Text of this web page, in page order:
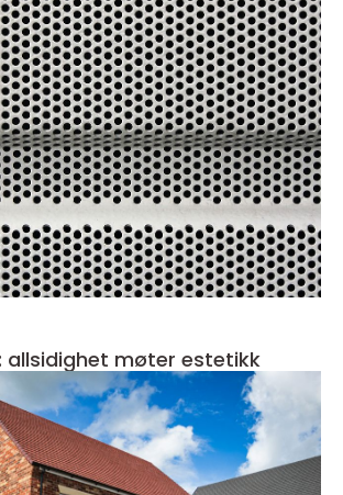
allsidighet møter estetikk